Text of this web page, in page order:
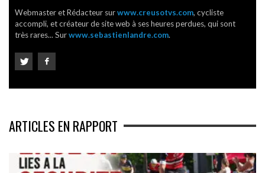
Webmaster et Rédacteur surwww.creusotvs.com, cycliste
accompli, et créateur de site web à ses heures perdues, qui sont
très rares... Surwww.sebastienlandre.com.
ARTICLES EN RAPPORT